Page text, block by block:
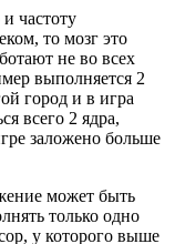
частоту
то мозг это
не во всех
выполняется 2
город и в игра
всего 2 ядра,
заложено больше
может быть
только одно
у которого выше